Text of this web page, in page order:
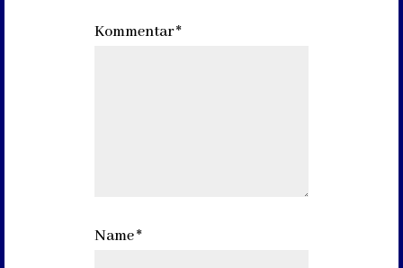
Kommentar*
Name*